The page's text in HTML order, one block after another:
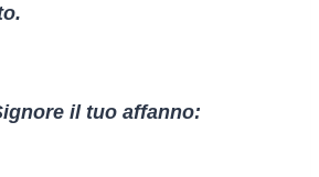
il tuo affanno: